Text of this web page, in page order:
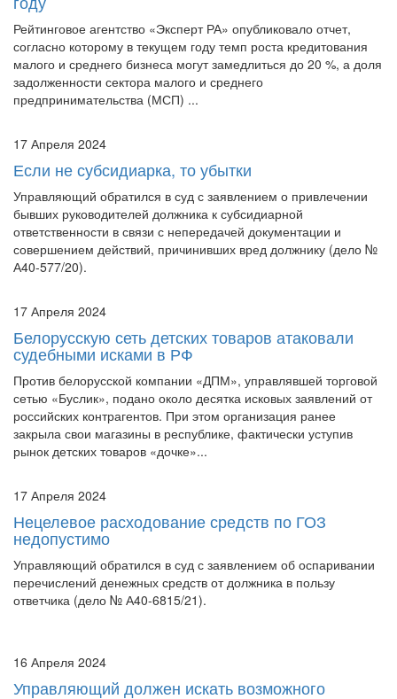
Рейтинговое агентство «Эксперт РА» опубликовало отчет,
согласно которому в текущем году темп роста кредитования
малого и среднего бизнеса могут замедлиться до 20 %, а доля
задолженности сектора малого и среднего
предпринимательства (МСП) ...
Если не субсидиарка, то убытки
Управляющий обратился в суд с заявлением о привлечении
бывших руководителей должника к субсидиарной
ответственности в связи с непередачей документации и
совершением действий, причинивших вред должнику (дело №
А40-577/20).
Белорусскую сеть детских товаров атаковали
судебными исками в РФ
Против белорусской компании «ДПМ», управлявшей торговой
сетью «Буслик», подано около десятка исковых заявлений от
российских контрагентов. При этом организация ранее
закрыла свои магазины в республике, фактически уступив
рынок детских товаров «дочке»...
Нецелевое расходование средств по ГОЗ
недопустимо
Управляющий обратился в суд с заявлением об оспаривании
перечислений денежных средств от должника в пользу
ответчика (дело № А40-6815/21).
Управляющий должен искать возможного
супруга должника